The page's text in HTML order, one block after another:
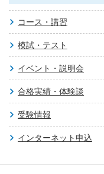
コース・講習
模試・テスト
イベント・説明会
合格実績・体験談
受験情報
インターネット申込